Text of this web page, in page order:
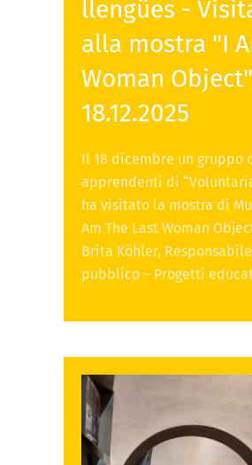
llengües -
alla mostra "I
Woman
18.12.2025
Il 18 dicembre un gruppo
apprendenti di
ha visitato la mostra di
Am The Last Woman
Brita Köhler,
pubblico – Progetti